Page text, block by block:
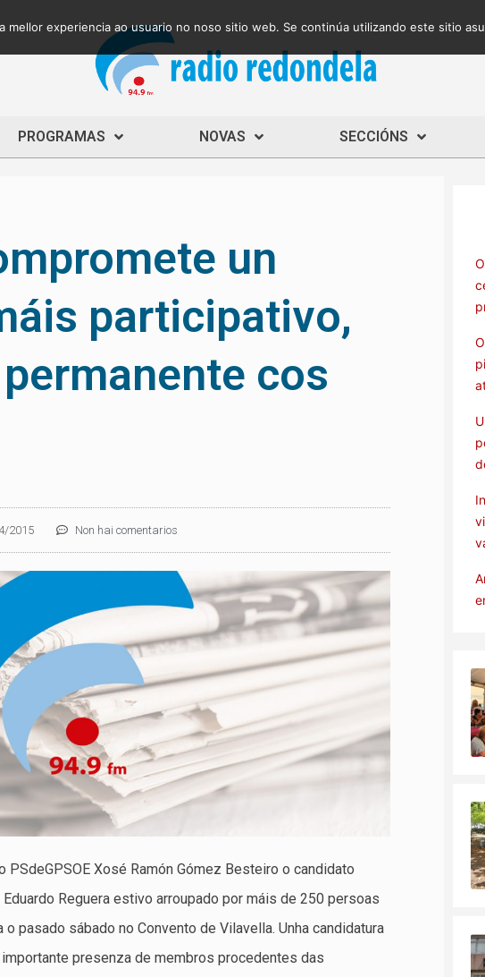
PROGRAMAS NOVAS SECCIÓNS
un
participativo,
cos
2015 Non hai comentarios
Xosé Ramón Gómez Besteiro o candidato
Reguera estivo arroupado por máis de 250 persoas
pasado sábado no Convento de Vilavella. Unha candidatura
presenza de membros procedentes das
mellor experiencia ao usuario no noso sitio web. Se continúa utilizando este sitio